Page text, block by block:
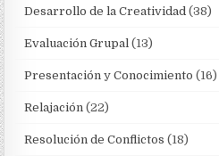
Desarrollo de la Creatividad (38)
Evaluación Grupal (13)
Presentación y Conocimiento (16)
Relajación (22)
Resolución de Conflictos (18)